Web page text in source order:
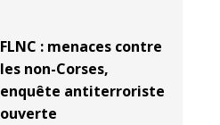
FLNC : menaces contre
les non-Corses,
enquête antiterroriste
ouverte